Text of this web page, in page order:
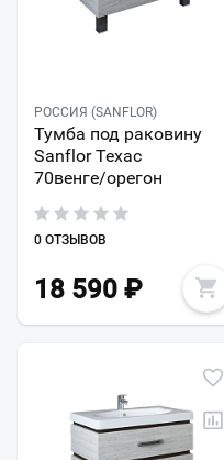
РОССИЯ (SANFLOR)
Тумба под раковину
Sanflor Техас
70венге/орегон
0 ОТЗЫВОВ
18 590 ₽